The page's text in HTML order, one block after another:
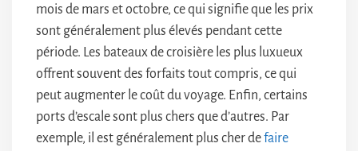
mois de mars et octobre, ce qui signifie que les prix
sont généralement plus élevés pendant cette
période. Les bateaux de croisière les plus luxueux
offrent souvent des forfaits tout compris, ce qui
peut augmenter le coût du voyage. Enfin, certains
ports d’escale sont plus chers que d’autres. Par
exemple, il est généralement plus cher defaire